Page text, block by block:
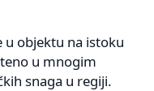
u objektu na istoku
u mnogim
snaga u regiji.